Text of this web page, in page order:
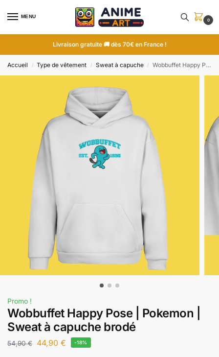
MENU
0
Livraison gratuite 🚚 dès 70€ en France !
Accueil / Type de vêtement / Sweat à capuche / Wobbuffet Happy Pose | Pokemon | Sweat à capuche brodé
Promo !
Wobbuffet Happy Pose | Pokemon |
Sweat à capuche brodé
54,90€ 44,90 € -18%